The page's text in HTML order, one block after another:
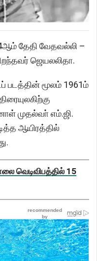
தேதி வேதவல்லி –
ஜெயலலிதா.
மூலம் 1961ம்
முதல்வா் எம்.ஜி.
ஆயிரத்தில்
வெடிவிபத்தில் 15